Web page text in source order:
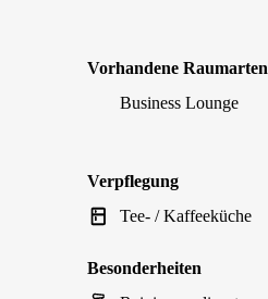
Vorhandene Raumarten
Business Lounge
Verpflegung
Tee- / Kaffeeküche
Besonderheiten